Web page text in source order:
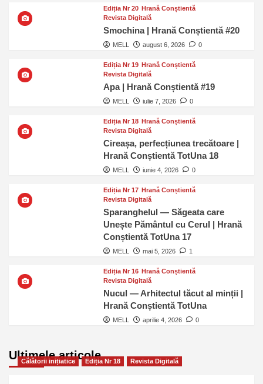
Ediția Nr 20 Hrană Conștientă
Revista Digitală
Smochina | Hrană Conștientă #20
MELL august 6, 2026 0
Ediția Nr 19 Hrană Conștientă
Revista Digitală
Apa | Hrană Conștientă #19
MELL iulie 7, 2026 0
Ediția Nr 18 Hrană Conștientă
Revista Digitală
Cireașa, perfecțiunea trecătoare |
Hrană Conștientă TotUna 18
MELL iunie 4, 2026 0
Ediția Nr 17 Hrană Conștientă
Revista Digitală
Sparanghelul — Săgeata care
Unește Pământul cu Cerul | Hrană
Conștientă TotUna 17
MELL mai 5, 2026 1
Ediția Nr 16 Hrană Conștientă
Revista Digitală
Nucul — Arhitectul tăcut al minții |
Hrană Conștientă TotUna
MELL aprilie 4, 2026 0
Ultimele articole
Călătorii inițiatice Ediția Nr 18 Revista Digitală